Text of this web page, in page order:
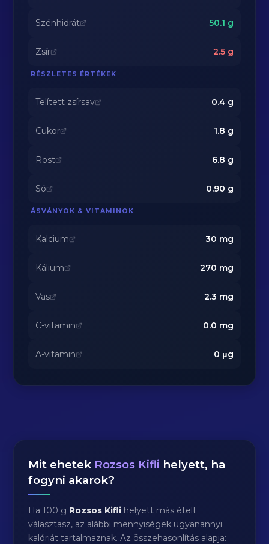
Szénhidrát 50.1 g
Zsír 2.5g
RÉSZLETES ÉRTÉKEK
Telített zsírsav 0.4g
Cukor 1.8 g
Rost 6.8 g
Só 0.90 g
ÁSVÁNYOK & VITAMINOK
Kalcium 30 mg
Kálium 270 mg
Vas 2.3 mg
C-vitamin 0.0 mg
A-vitamin 0 μg
Mit ehetek Rozsos Kifli helyett, ha
fogyni akarok?
Ha 100 g Rozsos Kifli helyett más ételt
választasz, az alábbi mennyiségek ugyanannyi
kalóriát tartalmaznak. Az összehasonlítás alapja: